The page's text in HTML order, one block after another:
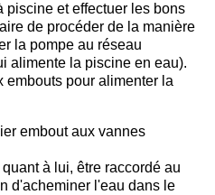
piscine et effectuer les bons
de procéder de la manière
la pompe au réseau
alimente la piscine en eau).
embouts pour alimenter la
embout aux vannes
à lui, être raccordé au
d'acheminer l'eau dans le